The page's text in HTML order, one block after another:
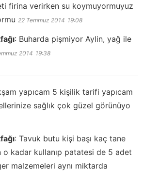
firina verirken su koymuyormuyuz
22 Temmuz 2014 19:08
: Buharda pişmiyor Aylin, yağ ile
2014 19:38
yapıcam 5 kişilik tarifi yapıcam
sağlık çok güzel görünüyo
: Tavuk butu kişi başı kaç tane
o kadar kullanıp patatesi de 5 adet
malzemeleri aynı miktarda